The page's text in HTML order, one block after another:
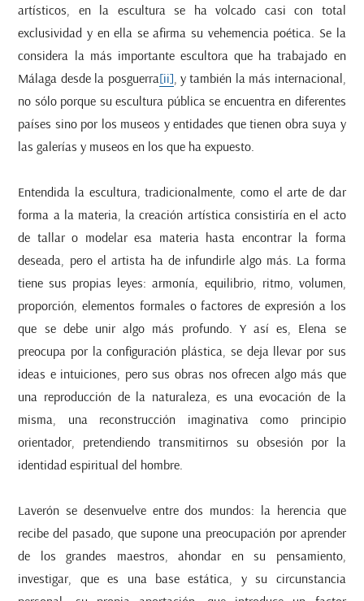
artísticos, en la escultura se ha volcado casi con total
exclusividad y en ella se afirma su vehemencia poética. Se la
considera la más importante escultora que ha trabajado en
Málaga desde la posguerra[ii] , y también la más internacional,
no sólo porque su escultura pública se encuentra en diferentes
países sino por los museos y entidades que tienen obra suya y
las galerías y museos en los que ha expuesto.
Entendida la escultura, tradicionalmente, como el arte de dar
forma a la materia, la creación artística consistiría en el acto
de tallar o modelar esa materia hasta encontrar la forma
deseada, pero el artista ha de infundirle algo más. La forma
tiene sus propias leyes: armonía, equilibrio, ritmo, volumen,
proporción, elementos formales o factores de expresión a los
que se debe unir algo más profundo. Y así es, Elena se
preocupa por la configuración plástica, se deja llevar por sus
ideas e intuiciones, pero sus obras nos ofrecen algo más que
una reproducción de la naturaleza, es una evocación de la
misma, una reconstrucción imaginativa como principio
orientador, pretendiendo transmitirnos su obsesión por la
identidad espiritual del hombre.
Laverón se desenvuelve entre dos mundos: la herencia que
recibe del pasado, que supone una preocupación por aprender
de los grandes maestros, ahondar en su pensamiento,
investigar, que es una base estática, y su circunstancia